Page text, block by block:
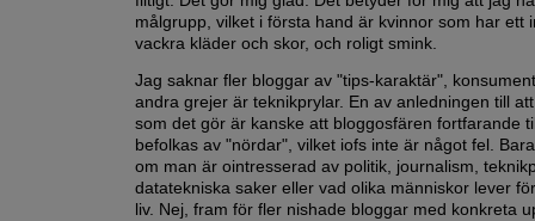
målgrupp, vilket i första hand är kvinnor som har ett
vackra kläder och skor, och roligt smink.
Jag saknar fler bloggar av "tips-karaktär",
andra grejer är teknikprylar. En av anledningen till
som det gör är kanske att bloggosfären fortfarande
befolkas av "nördar", vilket iofs inte är något fel.
om man är ointresserad av politik, journalism,
datatekniska saker eller vad olika människor lever
liv. Nej, fram för fler nishade bloggar med konkreta